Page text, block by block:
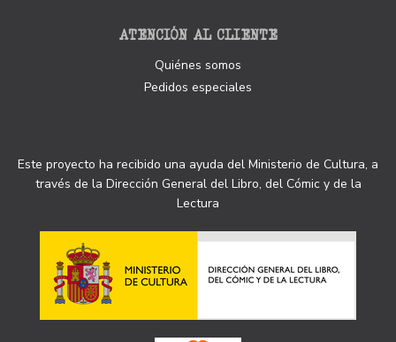
ATENCIÓN AL CLIENTE
Quiénes somos
Pedidos especiales
Este proyecto ha recibido una ayuda del Ministerio de Cultura, a
través de la Dirección General del Libro, del Cómic y de la
Lectura